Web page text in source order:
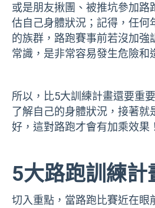
或是朋友揪團、被推坑參加路
估自己身體狀況；記得，任何
的族群，路跑賽事前若沒加強
常識，是非常容易發生危險和
所以，比5大訓練計畫還要重
了解自己的身體狀況，接著就
好，這對路跑才會有加乘效果！
5大路跑訓練計
切入重點，當路跑比賽近在眼